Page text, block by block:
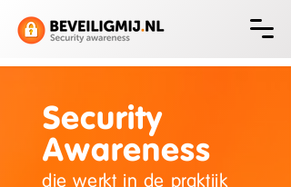
Security
Awareness
die werkt in de praktijk